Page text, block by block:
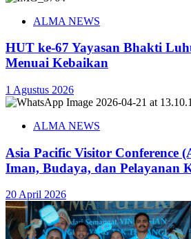
ALMA NEWS
HUT ke-67 Yayasan Bhakti
Menuai Kebaikan
1 Agustus 2026
ALMA NEWS
Asia Pacific Visitor Conference
Iman, Budaya, dan Pelayanan
20 April 2026